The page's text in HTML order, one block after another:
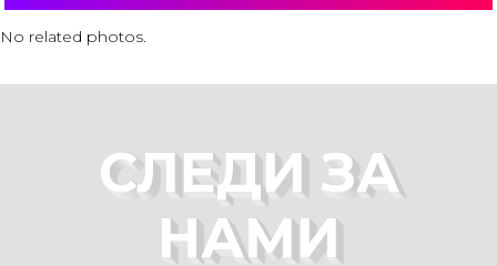
No related photos.
СЛЕДИ ЗА
НАМИ